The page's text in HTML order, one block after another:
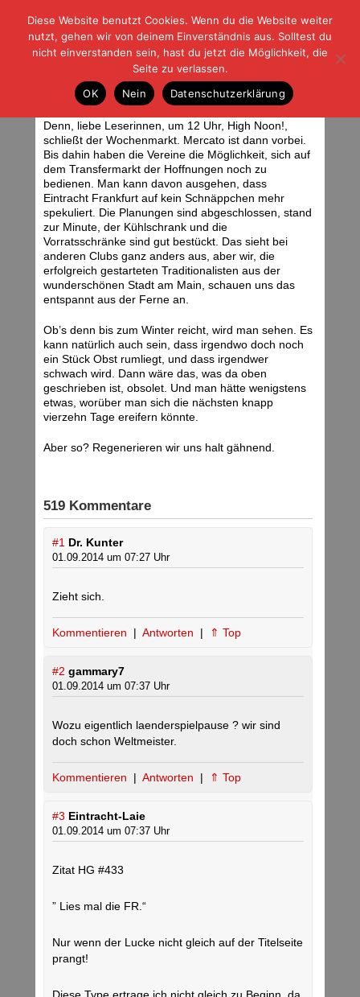
| | |BLOG-GFußball und der Rest
HOME|REGELN|IMPRESSUM |DATENSCHUTZ
Wer hat noch nicht?
Montag, 01.09.14 | 07:25 Uhr
Wo die Lücke ist, haben wir zugeschlagen. Foto: Stefan Krieger.
Denn, liebe Leserinnen, um 12 Uhr, High Noon!,
schließt der Wochenmarkt. Mercato ist dann vorbei.
Bis dahin haben die Vereine die Möglichkeit, sich auf
dem Transfermarkt der Hoffnungen noch zu
bedienen. Man kann davon ausgehen, dass
Eintracht Frankfurt auf kein Schnäppchen mehr
spekuliert. Die Planungen sind abgeschlossen, stand
zur Minute, der Kühlschrank und die
Vorratsschränke sind gut bestückt. Das sieht bei
anderen Clubs ganz anders aus, aber wir, die
erfolgreich gestarteten Traditionalisten aus der
wunderschönen Stadt am Main, schauen uns das
entspannt aus der Ferne an.
Ob’s denn bis zum Winter reicht, wird man sehen. Es
kann natürlich auch sein, dass irgendwo doch noch
ein Stück Obst rumliegt, und dass irgendwer
schwach wird. Dann wäre das, was da oben
geschrieben ist, obsolet. Und man hätte wenigstens
etwas, worüber man sich die nächsten knapp
vierzehn Tage ereifern könnte.
Aber so? Regenerieren wir uns halt gähnend.
519 Kommentare
#1 Dr. Kunter
01.09.2014 um 07:27 Uhr
Zieht sich.
Kommentieren | Antworten | ⇑ Top
#2 gammary7
01.09.2014 um 07:37 Uhr
Wozu eigentlich laenderspielpause ? wir sind
doch schon Weltmeister.
Kommentieren | Antworten | ⇑ Top
#3 Eintracht-Laie
01.09.2014 um 07:37 Uhr
Zitat HG #433
” Lies mal die FR.“
Nur wenn der Lucke nicht gleich auf der Titelseite
prangt!
Diese Website benutzt Cookies. Wenn du die Website weiter
nutzt, gehen wir von deinem Einverständnis aus. Solltest du
nicht einverstanden sein, hast du jetzt die Möglichkeit, die
Seite zu verlassen.
OK
Nein Datenschutzerklärung